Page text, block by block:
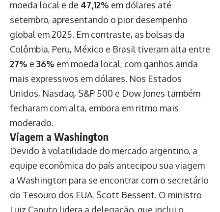
moeda local e de 47,12% em dólares até
setembro, apresentando o pior desempenho
global em 2025. Em contraste, as bolsas da
Colômbia, Peru, México e Brasil tiveram alta entre
27% e 36% em moeda local, com ganhos ainda
mais expressivos em dólares. Nos Estados
Unidos, Nasdaq, S&P 500 e Dow Jones também
fecharam com alta, embora em ritmo mais
moderado.
Viagem a Washington
Devido à volatilidade do mercado argentino, a
equipe econômica do país antecipou sua viagem
a Washington para se encontrar com o secretário
do Tesouro dos EUA, Scott Bessent. O ministro
Luiz Caputo lidera a delegação, que inclui o